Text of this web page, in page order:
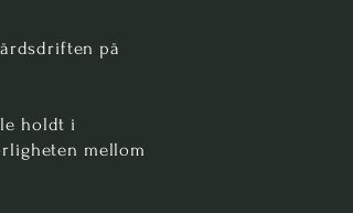
på
holdt i
mellom